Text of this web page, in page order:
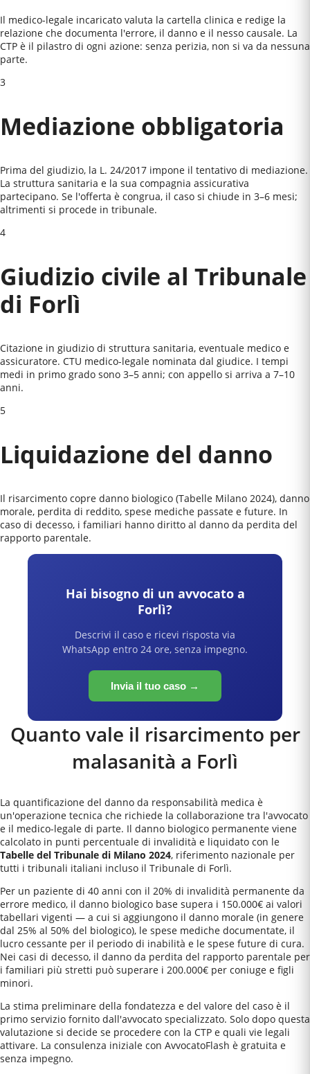
Il medico-legale incaricato valuta la cartella clinica e redige la
relazione che documenta l'errore, il danno e il nesso causale. La
CTP è il pilastro di ogni azione: senza perizia, non si va da nessuna
parte.
3
Mediazione obbligatoria
Prima del giudizio, la L. 24/2017 impone il tentativo di mediazione.
La struttura sanitaria e la sua compagnia assicurativa
partecipano. Se l'offerta è congrua, il caso si chiude in 3–6 mesi;
altrimenti si procede in tribunale.
4
Giudizio civile al Tribunale
di Forlì
Citazione in giudizio di struttura sanitaria, eventuale medico e
assicuratore. CTU medico-legale nominata dal giudice. I tempi
medi in primo grado sono 3–5 anni; con appello si arriva a 7–10
anni.
5
Liquidazione del danno
Il risarcimento copre danno biologico (Tabelle Milano 2024), danno
morale, perdita di reddito, spese mediche passate e future. In
caso di decesso, i familiari hanno diritto al danno da perdita del
rapporto parentale.
Hai bisogno di un avvocato a
Forlì?
Descrivi il caso e ricevi risposta via
WhatsApp entro 24 ore, senza impegno.
Invia il tuo caso →
Quanto vale il risarcimento per
malasanità a Forlì
La quantificazione del danno da responsabilità medica è
un'operazione tecnica che richiede la collaborazione tra l'avvocato
e il medico-legale di parte. Il danno biologico permanente viene
calcolato in punti percentuale di invalidità e liquidato con le
Tabelle del Tribunale di Milano 2024, riferimento nazionale per
tutti i tribunali italiani incluso il Tribunale di Forlì.
Per un paziente di 40 anni con il 20% di invalidità permanente da
errore medico, il danno biologico base supera i 150.000€ ai valori
tabellari vigenti — a cui si aggiungono il danno morale (in genere
dal 25% al 50% del biologico), le spese mediche documentate, il
lucro cessante per il periodo di inabilità e le spese future di cura.
Nei casi di decesso, il danno da perdita del rapporto parentale per
i familiari più stretti può superare i 200.000€ per coniuge e figli
minori.
La stima preliminare della fondatezza e del valore del caso è il
primo servizio fornito dall'avvocato specializzato. Solo dopo questa
valutazione si decide se procedere con la CTP e quali vie legali
attivare. La consulenza iniziale con AvvocatoFlash è gratuita e
senza impegno.